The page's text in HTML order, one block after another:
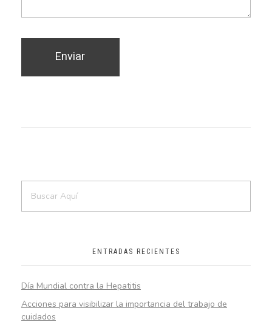
ENTRADAS RECIENTES
Día Mundial contra la Hepatitis
Acciones para visibilizar la importancia del trabajo de
cuidados